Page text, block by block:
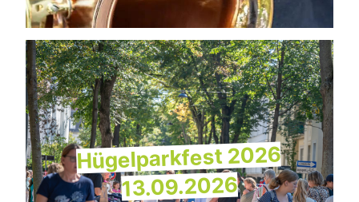
Hügelparkfest 2026
13.09.2026